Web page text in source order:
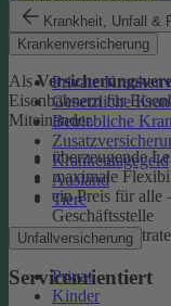
Krankheit, Unfall &
Krankenversicherung
Private
Gesetzliche
Betriebliche
Krankentagegeld
Ausland
Tiere
Unfallversicherung
Privat
Kinder
Ehrlich
Als
Eisenbahnern für
Miteinander.
überzeugende
maximale
ein Preis für alle
Geschäftsstelle
faire
Serviceorientiert